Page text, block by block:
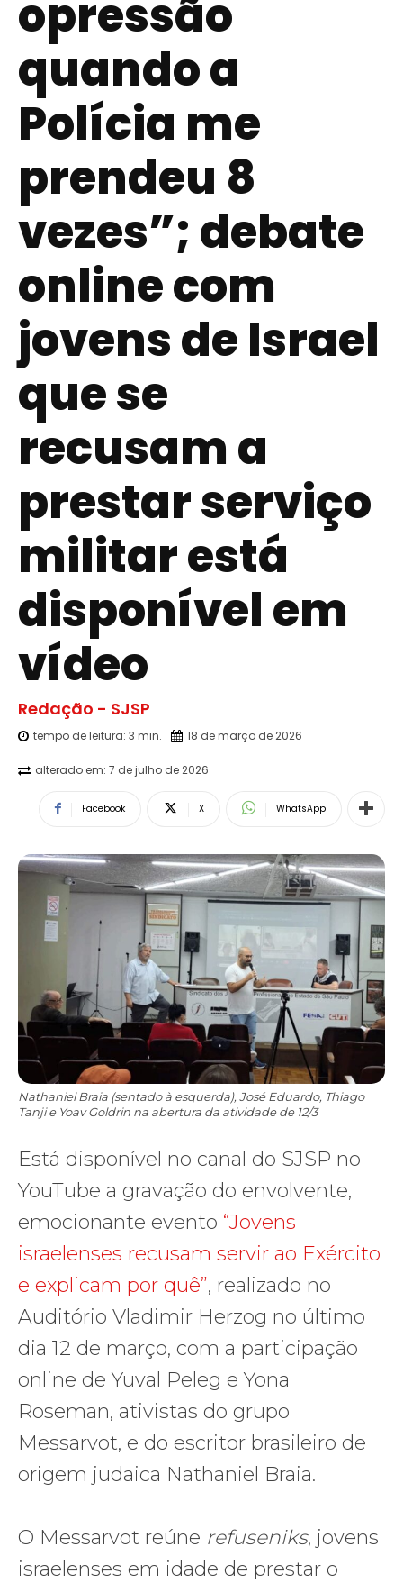
opressão
quando a
Polícia me
prendeu 8
vezes”; debate
online com
jovens de Israel
que se
recusam a
prestar serviço
militar está
disponível em
vídeo
Redação - SJSP
tempo de leitura: 3 min. 18 de março de 2026
alterado em: 7 de julho de 2026
Facebook X WhatsApp
Nathaniel Braia (sentado à esquerda), José Eduardo, Thiago
Tanji e Yoav Goldrin na abertura da atividade de 12/3
Está disponível no canal do SJSP no
YouTube a gravação do envolvente,
emocionante evento “Jovens
israelenses recusam servir ao Exército
e explicam por quê”, realizado no
Auditório Vladimir Herzog no último
dia 12 de março, com a participação
online de Yuval Peleg e Yona
Roseman, ativistas do grupo
Messarvot, e do escritor brasileiro de
origem judaica Nathaniel Braia.
O Messarvot reúne refuseniks, jovens
israelenses em idade de prestar o